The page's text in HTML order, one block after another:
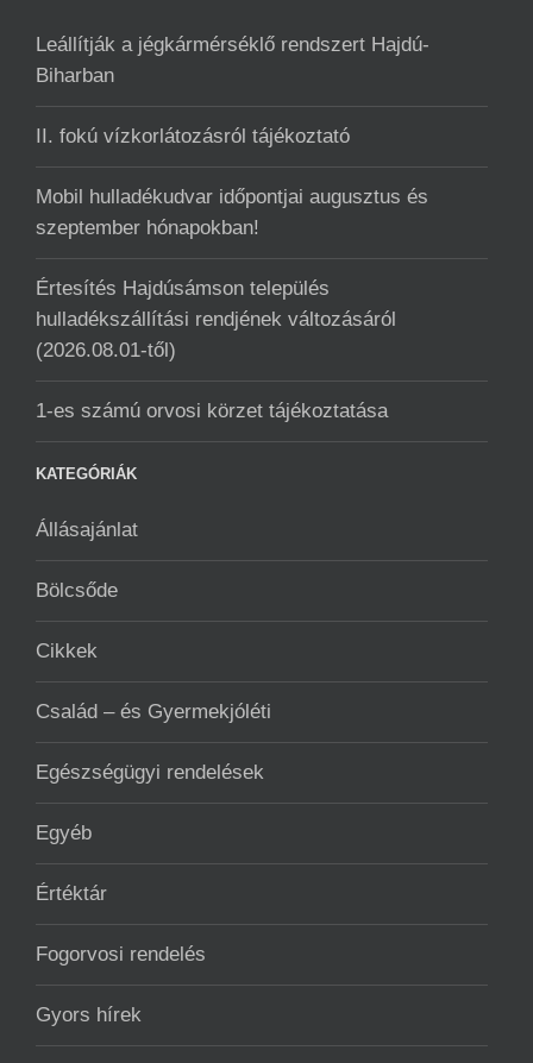
Leállítják a jégkármérséklő rendszert Hajdú-
Biharban
II. fokú vízkorlátozásról tájékoztató
Mobil hulladékudvar ️időpontjai augusztus és
szeptember hónapokban!
Értesítés Hajdúsámson település
hulladékszállítási rendjének változásáról
(2026.08.01-től)
1-es számú orvosi körzet tájékoztatása
KATEGÓRIÁK
Állásajánlat
Bölcsőde
Cikkek
Család – és Gyermekjóléti
Egészségügyi rendelések
Egyéb
Értéktár
Fogorvosi rendelés
Gyors hírek